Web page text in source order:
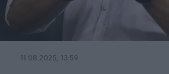
11.08.2025, 13:59